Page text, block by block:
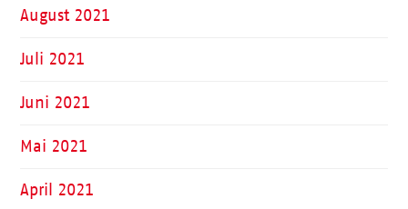
August 2021
Juli 2021
Juni 2021
Mai 2021
April 2021